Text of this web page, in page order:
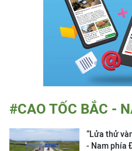
#CAO TỐC BẮC -
“Lửa thử
- Nam phía